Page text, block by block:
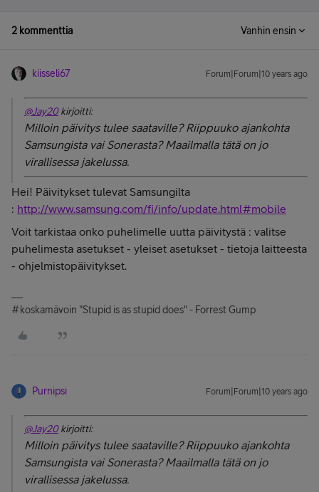
2 kommenttia Vanhin ensin
kiisseli67 Forum|Forum|10 years ago
@Jay20kirjoitti:
Milloin päivitys tulee saataville? Riippuuko ajankohta
Samsungista vai Sonerasta? Maailmalla tätä on jo
virallisessa jakelussa.
Hei! Päivitykset tulevat Samsungilta
: http://www.samsung.com/fi/info/update.html#mobile
Voit tarkistaa onko puhelimelle uutta päivitystä : valitse
puhelimesta asetukset - yleiset asetukset - tietoja laitteesta
- ohjelmistopäivitykset.
#koskamävoin "Stupid is as stupid does" - Forrest Gump
Purnipsi Forum|Forum|10 years ago
@Jay20kirjoitti:
Milloin päivitys tulee saataville? Riippuuko ajankohta
Samsungista vai Sonerasta? Maailmalla tätä on jo
virallisessa jakelussa.